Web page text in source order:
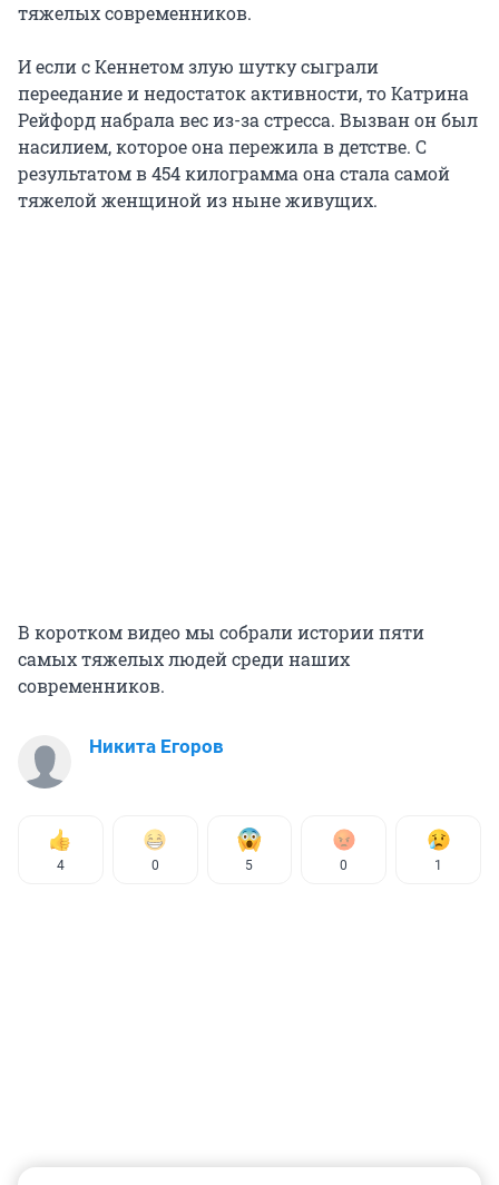
тяжелых современников.
И если с Кеннетом злую шутку сыграли
переедание и недостаток активности, то Катрина
Рейфорд набрала вес из-за стресса. Вызван он был
насилием, которое она пережила в детстве. С
результатом в 454 килограмма она стала самой
тяжелой женщиной из ныне живущих.
В коротком видео мы собрали истории пяти
самых тяжелых людей среди наших
современников.
Никита Егоров
4 0 5 0 1